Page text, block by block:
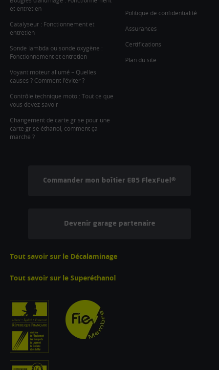
et entretien
Catalyseur : Fonctionnement et
entretien
Sonde lambda ou sonde oxygène :
Fonctionnement et entretien
Voyant moteur allumé – Quelles
causes ? Comment l’éviter ?
Contrôle technique moto : Tout ce que
vous devez savoir
Changement de carte grise pour une
carte grise éthanol, comment ça
marche ?
Politique de confidentialité
Assurances
Certifications
Plan du site
Commander mon boîtier E85 FlexFuel®
Devenir garage partenaire
Tout savoir sur le Décalaminage
Tout savoir sur le Superéthanol